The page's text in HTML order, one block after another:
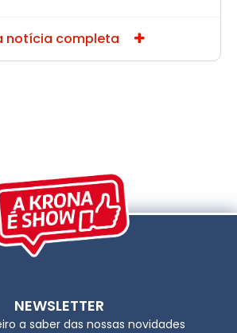
notícia completa
NEWSLETTER
a saber das nossas novidades